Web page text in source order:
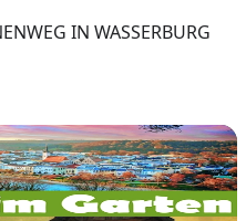
IN WASSERBURG